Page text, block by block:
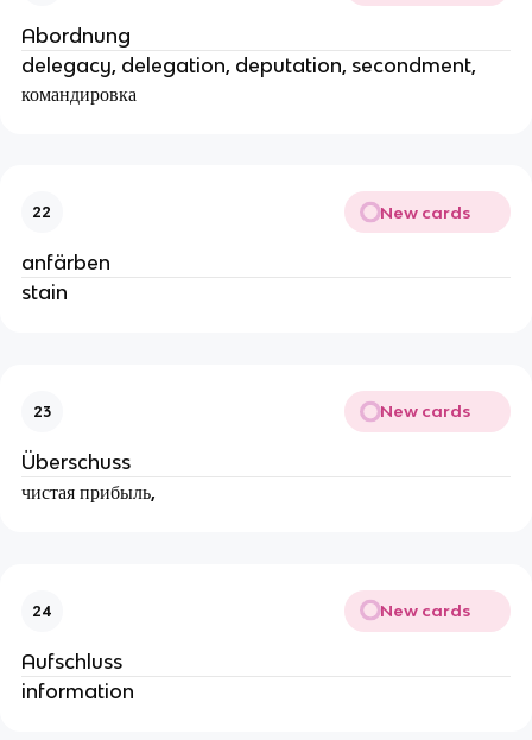
Abordnung
delegacy, delegation, deputation, secondment,
командировка
22 New cards
anfärben
stain
23 New cards
Überschuss
чистая прибыль,
24 New cards
Aufschluss
information